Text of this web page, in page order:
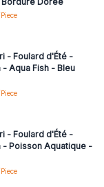
vous ou
- Foulard d'Été -
Aqua Fish - Bleu
vous ou
- Foulard d'Été -
- Poisson Aquatique -
vous ou